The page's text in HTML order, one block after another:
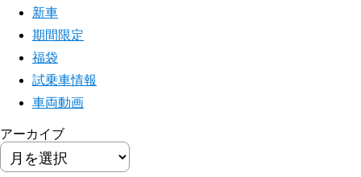
新車
期間限定
福袋
試乗車情報
車両動画
アーカイブ